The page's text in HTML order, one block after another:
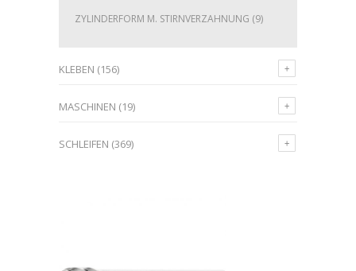
ZYLINDERFORM M. STIRNVERZAHNUNG (9)
KLEBEN (156)
MASCHINEN (19)
SCHLEIFEN (369)